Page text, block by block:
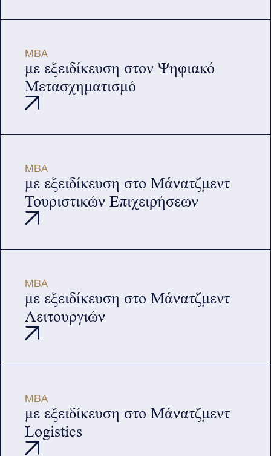
MBA
με εξειδίκευση στον Ψηφιακό
Μετασχηματισμό
MBA
με εξειδίκευση στο Μάνατζμεντ
Τουριστικών Επιχειρήσεων
MBA
με εξειδίκευση στο Μάνατζμεντ
Λειτουργιών
MBA
με εξειδίκευση στο Μάνατζμεντ
Logistics